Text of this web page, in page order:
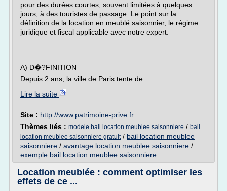
pour des durées courtes, souvent limitées à quelques
jours, à des touristes de passage. Le point sur la
définition de la location en meublé saisonnier, le régime
juridique et fiscal applicable avec notre expert.
A) D�?FINITION
Depuis 2 ans, la ville de Paris tente de...
Lire la suite
Site : http://www.patrimoine-prive.fr
Thèmes liés : modele bail location meublee saisonniere / bail
location meublee saisonniere gratuit/ bail location meublee
saisonniere / avantage location meublee saisonniere /
exemple bail location meublee saisonniere
Location meublée : comment optimiser les
effets de ce ...